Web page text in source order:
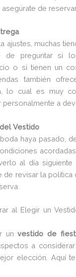
de
ajustes, muchas
de preguntar si
o si tienen un
también
lo cual es muy
personalmente a
Vestido
haya pasado,
al día
de revisar la
al Elegir un
unvestido de
a
elección. Aquí